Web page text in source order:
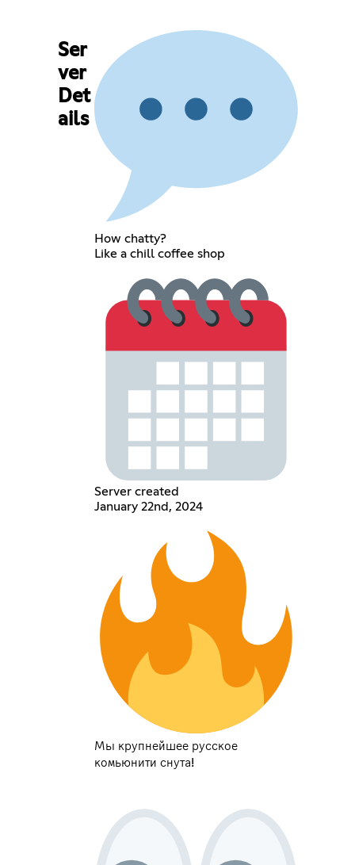
Ser
ver
Det
ails
How chatty?
Like a chill coffee shop
Server created
January 22nd, 2024
Мы крупнейшее русское
комьюнити снута!